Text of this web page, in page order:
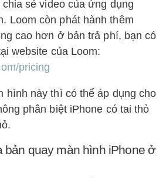
sẻ video của ứng dụng
Loom còn phát hành thêm
cao hơn ở bản trả phí, bạn có
website của Loom:
pricing
hình này thì có thể áp dụng cho
phân biệt iPhone có tai thỏ
bản quay màn hình iPhone ở